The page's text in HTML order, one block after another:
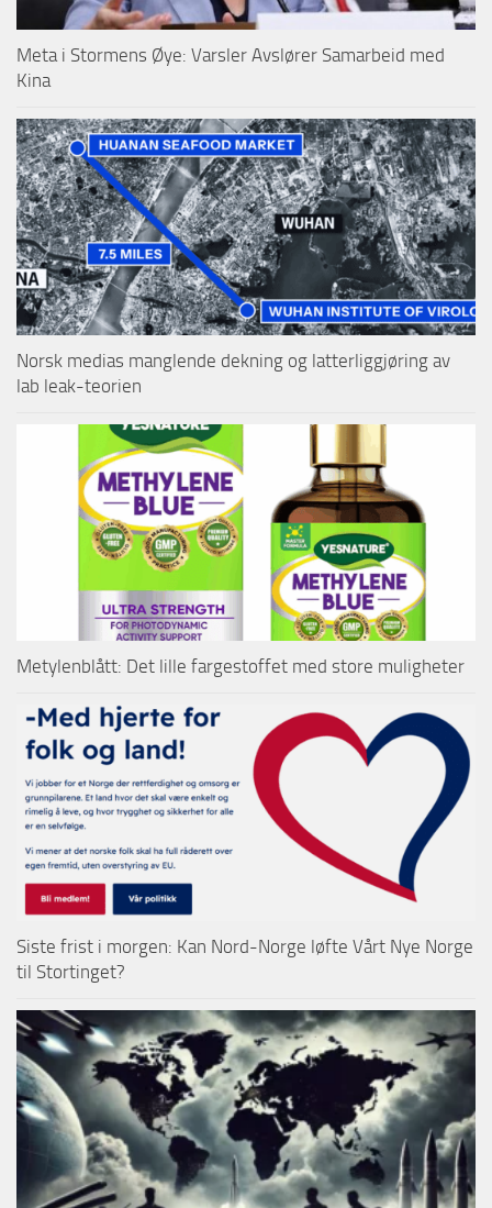
Meta i Stormens Øye: Varsler Avslører Samarbeid med
Kina
Norsk medias manglende dekning og latterliggjøring av
lab leak-teorien
Metylenblått: Det lille fargestoffet med store muligheter
Siste frist i morgen: Kan Nord-Norge løfte Vårt Nye Norge
til Stortinget?